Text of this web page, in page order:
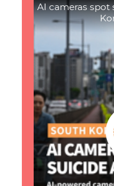
AI cameras